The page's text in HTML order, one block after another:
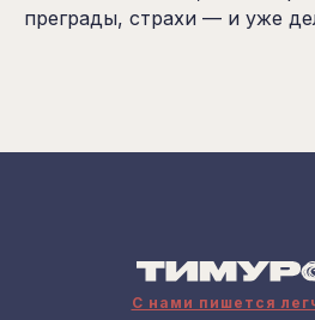
преграды, страхи — и уже
С нами пишется